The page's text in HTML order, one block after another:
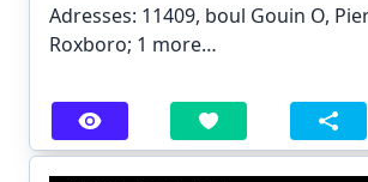
Adresses: 11409, boul Gouin O,
Roxboro; 1 more…